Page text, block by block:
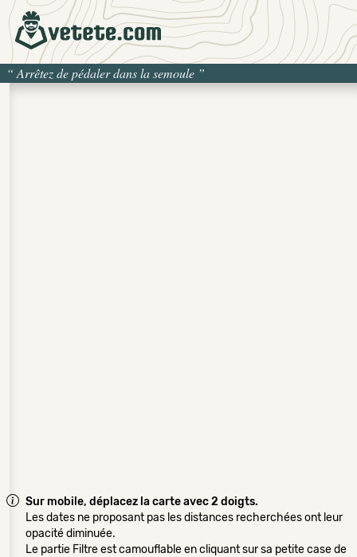
“ Arrêtez de pédaler dans la semoule ”
Sur mobile, déplacez la carte avec 2 doigts.
Les dates ne proposant pas les distances recherchées ont leur
opacité diminuée.
Le partie Filtre est camouflable en cliquant sur sa petite case de